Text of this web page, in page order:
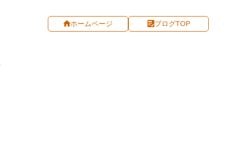
ホームページ ブログTOP